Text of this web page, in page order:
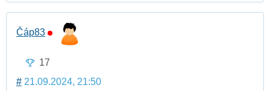
Čáp83
17
# 21.09.2024, 21:50